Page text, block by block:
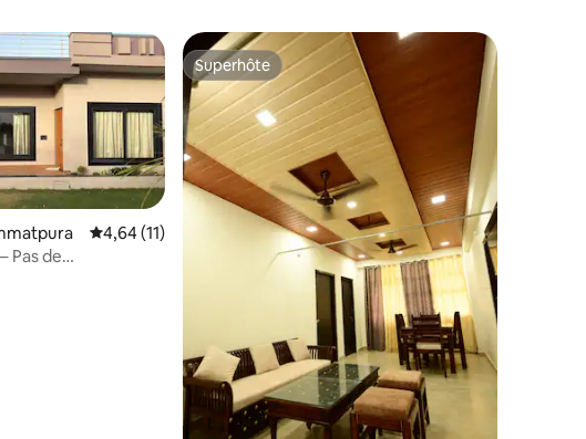
Évaluation moyenne sur la base de 11 commentaires : 4,64 sur 5
4,64 (11)
Pas de
Superhôte
Superhôte